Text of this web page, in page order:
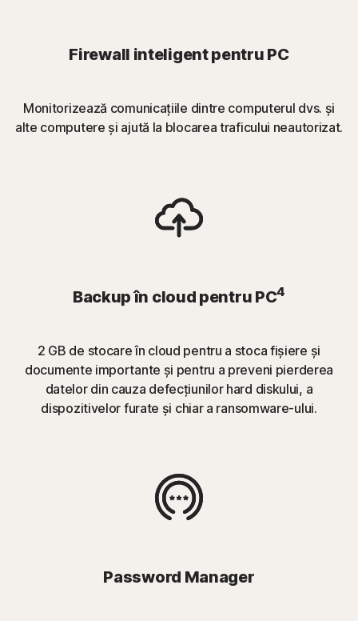
Firewall inteligent pentru PC
Monitorizează comunicațiile dintre computerul dvs. și
alte computere și ajută la blocarea traficului neautorizat.
Backup în cloud pentru PC4
2 GB de stocare în cloud pentru a stoca fișiere și
documente importante și pentru a preveni pierderea
datelor din cauza defecțiunilor hard diskului, a
dispozitivelor furate și chiar a ransomware-ului.
Password Manager